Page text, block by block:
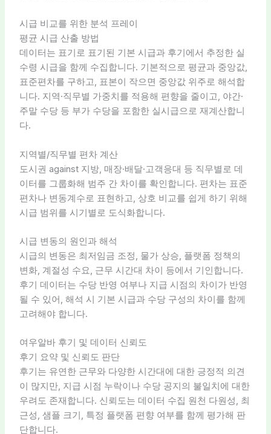
시급 비교를 위한 분석 프레이
평균 시급 산출 방법
데이터는 표기로 표기된 기본 시급과 후기에서 추정한 실
수령 시급을 함께 수집합니다. 기본적으로 평균과 중앙값,
표준편차를 구하고, 표본이 작으면 중앙값 위주로 해석합
니다. 지역·직무별 가중치를 적용해 편향을 줄이고, 야간·
주말 수당 등 부가 수당을 포함한 실시급으로 재계산합니
다.
지역별/직무별 편차 계산
도시권 against 지방, 매장·배달·고객응대 등 직무별로 데
이터를 그룹화해 범주 간 차이를 확인합니다. 편차는 표준
편차나 변동계수로 표현하고, 상호 비교를 쉽게 하기 위해
시급 범위를 시기별로 도식화합니다.
시급 변동의 원인과 해석
시급의 변동은 최저임금 조정, 물가 상승, 플랫폼 정책의
변화, 계절성 수요, 근무 시간대 차이 등에서 기인합니다.
후기 데이터는 수당 반영 여부나 지급 시점의 차이가 반영
될 수 있어, 해석 시 기본 시급과 수당 구성의 차이를 함께
고려해야 합니다.
여우알바 후기 및 데이터 신뢰도
후기 요약 및 신뢰도 판단
후기는 유연한 근무와 다양한 시간대에 대한 긍정적 의견
이 많지만, 지급 시점 누락이나 수당 공지의 불일치에 대한
우려도 존재합니다. 신뢰도는 데이터 수집 원천 다원성, 최
근성, 샘플 크기, 특정 플랫폼 편향 여부를 함께 평가해 판
단합니다.